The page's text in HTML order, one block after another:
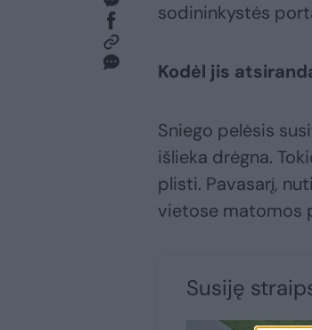
sodininkystės
Kodėl jis
Sniego pelėsis
išlieka drėgna.
plisti. Pavasarį,
vietose matomos
Susiję